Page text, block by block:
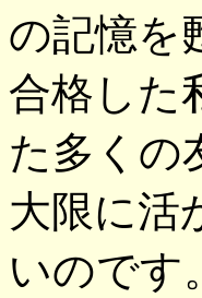
の記憶を
合格した
た多くの
大限に活
いのです